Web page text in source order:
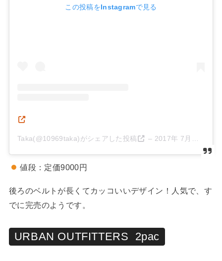
この投稿をInstagramで見る
Taka(@10969taka)がシェアした投稿 – 2017年 7月月30日午前8時10分PDT
値段：定価9000円
後ろのベルトが長くてカッコいいデザイン！人気で、す
でに完売のようです。
URBAN OUTFITTERS 2pac